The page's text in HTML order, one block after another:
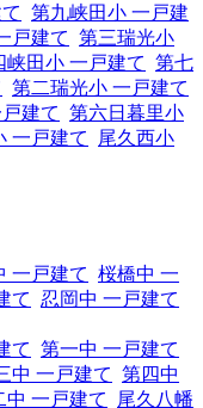
第九峡田小 一戸建
戸建て 第三瑞光小
峡田小 一戸建て 第七
第二瑞光小 一戸建て
建て 第六日暮里小
一戸建て
尾久西小
一戸建て 桜橋中 一
て
忍岡中 一戸建て
て 第一中 一戸建て
中 一戸建て 第四中
中 一戸建て 尾久八幡